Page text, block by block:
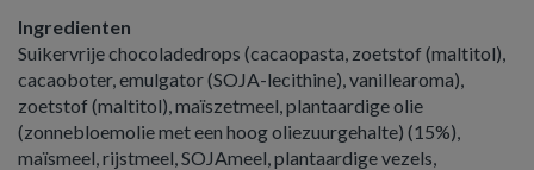
Ingredienten
Suikervrije chocoladedrops (cacaopasta, zoetstof (maltitol),
cacaoboter, emulgator (SOJA-lecithine), vanillearoma),
zoetstof (maltitol), maïszetmeel, plantaardige olie
(zonnebloemolie met een hoog oliezuurgehalte) (15%),
maïsmeel, rijstmeel, SOJAmeel, plantaardige vezels,